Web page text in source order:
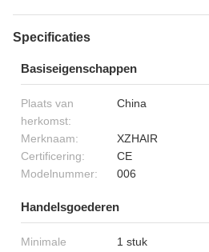
Specificaties
Basiseigenschappen
Plaats van
herkomst:
China
Merknaam:
XZHAIR
Certificering:
CE
Modelnummer:
006
Handelsgoederen
Minimale
1 stuk